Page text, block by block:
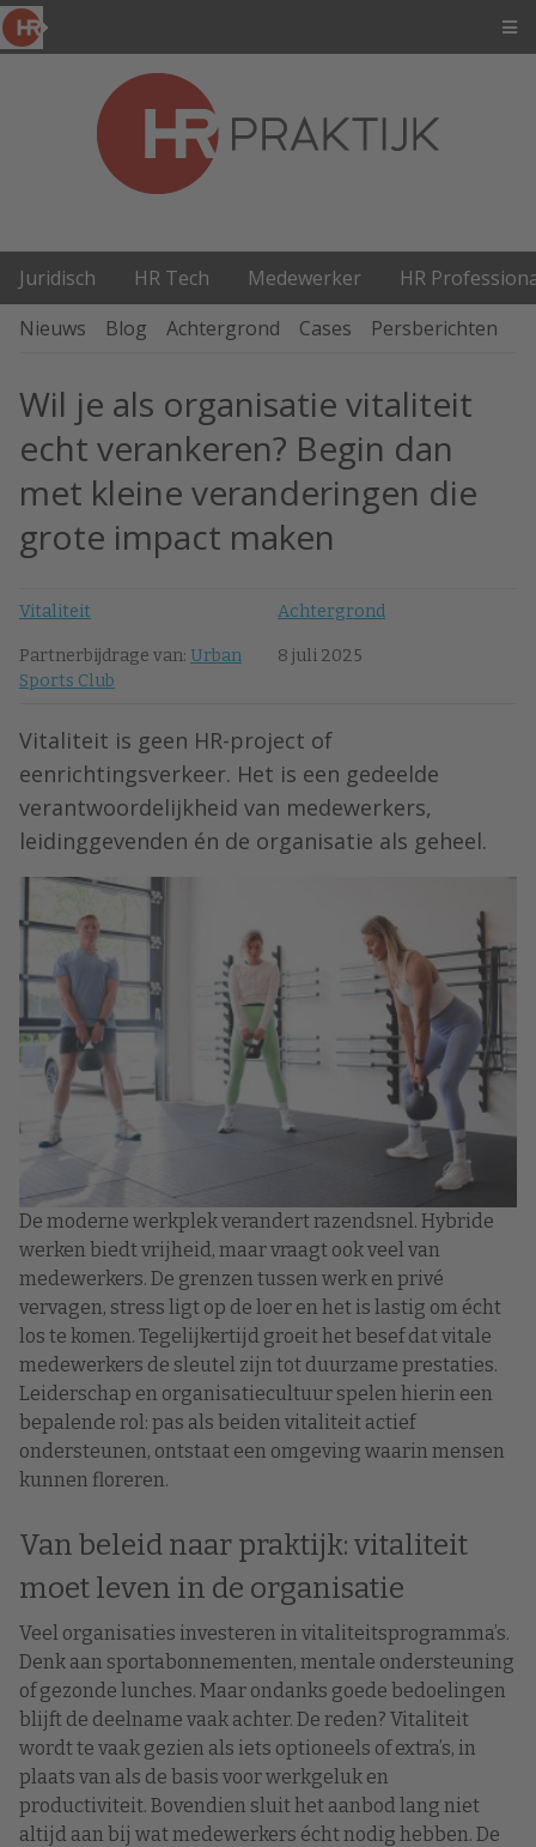
Juridisch HR Tech Medewerker
HR
Nieuws
Blog Achtergrond Cases Persberichten
Wil je als organisatie vitaliteit
echt verankeren? Begin dan
met kleine veranderingen die
grote impact maken
Vitaliteit Achtergrond
Partnerbijdrage van: Urban
Sports Club
8 juli 2025
Vitaliteit is geen HR-project of
eenrichtingsverkeer. Het is een gedeelde
verantwoordelijkheid van medewerkers,
leidinggevenden én de organisatie als geheel.
De moderne werkplek verandert razendsnel. Hybride
werken biedt vrijheid, maar vraagt ook veel van
medewerkers. De grenzen tussen werk en privé
vervagen, stress ligt op de loer en het is lastig om écht
los te komen. Tegelijkertijd groeit het besef dat vitale
medewerkers de sleutel zijn tot duurzame prestaties.
Leiderschap en organisatiecultuur spelen hierin een
bepalende rol: pas als beiden vitaliteit actief
ondersteunen, ontstaat een omgeving waarin mensen
kunnen floreren.
Van beleid naar praktijk: vitaliteit
moet leven in de organisatie
Veel organisaties investeren in vitaliteitsprogramma’s.
Denk aan sportabonnementen, mentale ondersteuning
of gezonde lunches. Maar ondanks goede bedoelingen
blijft de deelname vaak achter. De reden? Vitaliteit
wordt te vaak gezien als iets optioneels of extra’s, in
plaats van als de basis voor werkgeluk en
productiviteit. Bovendien sluit het aanbod lang niet
altijd aan bij wat medewerkers écht nodig hebben. De